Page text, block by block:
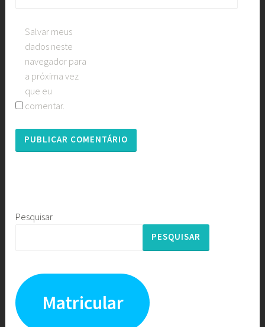
Salvar meus
dados neste
navegador para
a próxima vez
que eu
comentar.
Pesquisar
PESQUISAR
Matricular